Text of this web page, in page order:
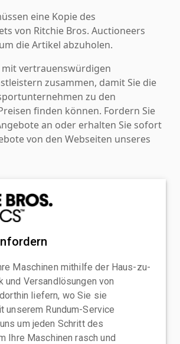
eine Kopie des
von Ritchie Bros. Auctioneers
die Artikel abzuholen.
vertrauenswürdigen
zusammen, damit Sie die
zu den
finden können. Fordern Sie
an oder erhalten Sie sofort
von den Webseiten unseres
Maschinen mithilfe der Haus-zu-
und Versandlösungen von
liefern, wo Sie sie
unserem Rundum-Service
um jeden Schritt des
Ihre Maschinen rasch und